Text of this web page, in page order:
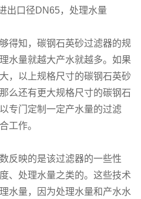
出口径DN65，处理水量
得知，碳钢石英砂过滤器的规
水量就越大产水就越多。如果
，以上规格尺寸的碳钢石英砂
么还有更大规格尺寸的碳钢石
专门定制一定产水量的过滤
工作。
反映的是该过滤器的一些性
、处理水量之类的。这些技术
水量，因为处理水量和产水水